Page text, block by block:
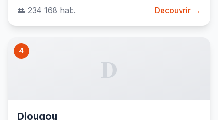
👥 234 168 hab. Découvrir →
4
D
Djougou